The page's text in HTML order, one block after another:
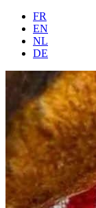
FR
EN
NL
DE